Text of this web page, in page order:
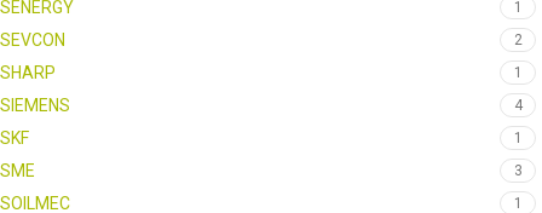
SENERGY 1
SEVCON 2
SHARP 1
SIEMENS 4
SKF 1
SME 3
SOILMEC 1